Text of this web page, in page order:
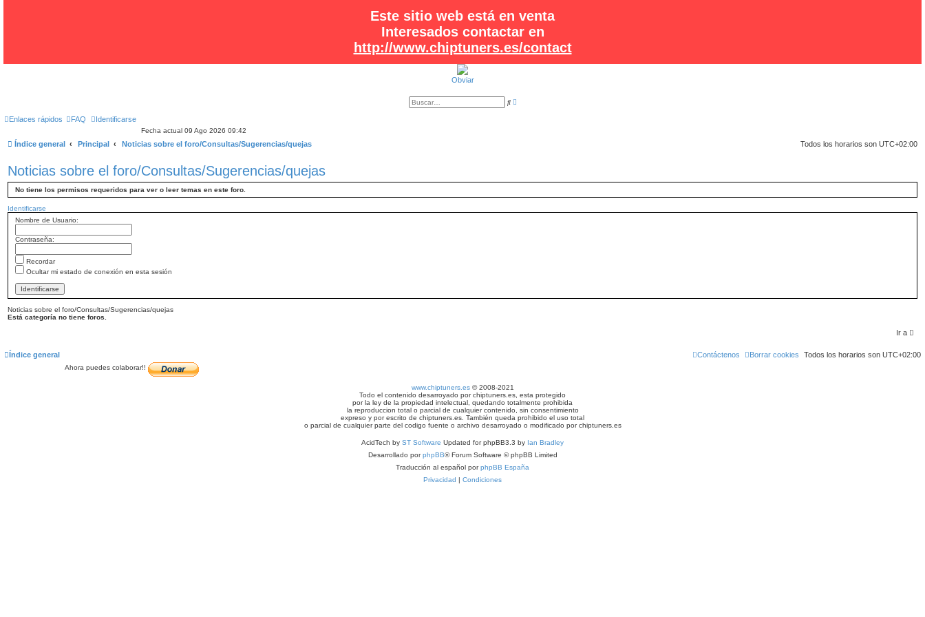
Este sitio web está en venta
Interesados contactar en
http://www.chiptuners.es/contact
Obviar
BB
ú
n
a
a
Enlaces rápidos FAQ Identificarse
Fecha actual 09 Ago 2026 09:42
Índice general Principal Noticias sobre el foro/Consultas/Sugerencias/quejas Todos los horarios son UTC+02:00
Noticias sobre el foro/Consultas/Sugerencias/quejas
No tiene los permisos requeridos para ver o leer temas en este foro.
Identificarse
Nombre de Usuario:
Contraseña:
Recordar
Ocultar mi estado de conexión en esta sesión
Noticias sobre el foro/Consultas/Sugerencias/quejas
Está categoría no tiene foros.
Ir a
Índice general Todos los horarios son UTC+02:00
Borrar cookies
Contáctenos
Ahora puedes colaborar!!
www.chiptuners.es© 2008-2021
Todo el contenido desarroyado por chiptuners.es, esta protegido
por la ley de la propiedad intelectual, quedando totalmente prohibida
la reproduccion total o parcial de cualquier contenido, sin consentimiento
expreso y por escrito de chiptuners.es. También queda prohibido el uso total
o parcial de cualquier parte del codigo fuente o archivo desarroyado o modificado por chiptuners.es
AcidTech by ST Software Updated for phpBB3.3 by Ian Bradley
Desarrollado porphpBB® Forum Software © phpBB Limited
Traducción al español porphpBB España
Privacidad | Condiciones